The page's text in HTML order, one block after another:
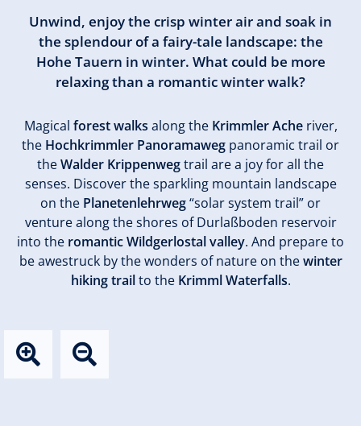
Unwind, enjoy the crisp winter air and soak in
the splendour of a fairy-tale landscape: the
Hohe Tauern in winter. What could be more
relaxing than a romantic winter walk?
Magical forest walks along the Krimmler Acheriver,
the Hochkrimmler Panoramaweg panoramic trail or
theWalder Krippenwegtrail are a joy for all the
senses. Discover the sparkling mountain landscape
on the Planetenlehrweg“solar system trail” or
venture along the shores of Durlaßboden reservoir
into the romantic Wildgerlostal valley. And prepare to
be awestruck by the wonders of nature on thewinter
hiking trailto the Krimml Waterfalls.